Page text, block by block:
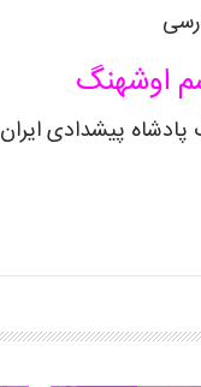
اوشهنگ
پیشدادی ایران